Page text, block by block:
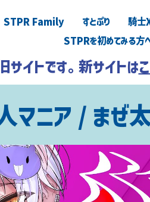
STPR Family すとぷり 騎士
STPRを初めてみる方
サイトです。新サイトは
マニア / まぜ